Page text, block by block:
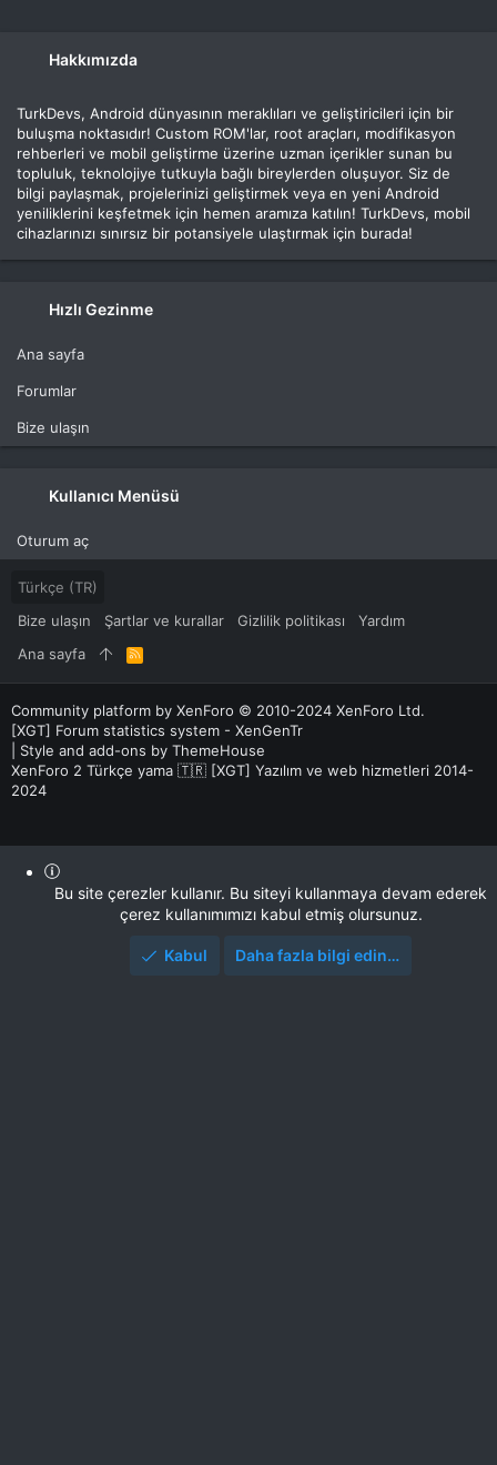
Hakkımızda
TurkDevs, Android dünyasının meraklıları ve geliştiricileri için bir
buluşma noktasıdır! Custom ROM'lar, root araçları, modifikasyon
rehberleri ve mobil geliştirme üzerine uzman içerikler sunan bu
topluluk, teknolojiye tutkuyla bağlı bireylerden oluşuyor. Siz de
bilgi paylaşmak, projelerinizi geliştirmek veya en yeni Android
yeniliklerini keşfetmek için hemen aramıza katılın! TurkDevs, mobil
cihazlarınızı sınırsız bir potansiyele ulaştırmak için burada!
Hızlı Gezinme
Ana sayfa
Forumlar
Bize ulaşın
Kullanıcı Menüsü
Oturum aç
Türkçe (TR)
Bize ulaşın
Şartlar ve kurallar Gizlilik politikası
Yardım
Ana sayfa
R
S
S
Community platform by XenForo © 2010-2024 XenForo Ltd.
[XGT] Forum statistics system - XenGenTr
Style and add-ons by ThemeHouse
XenForo 2 Türkçe yama 🇹🇷 [XGT] Yazılım ve web hizmetleri 2014-
2024
Bu site çerezler kullanır. Bu siteyi kullanmaya devam ederek
çerez kullanımımızı kabul etmiş olursunuz.
Kabul Daha fazla bilgi edin…